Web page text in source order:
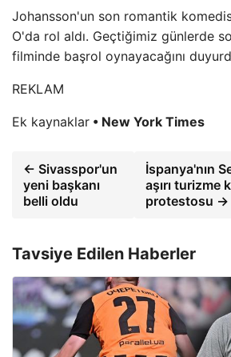
Johansson'un son romantik
O'da rol aldı. Geçtiğimiz günlerde
filminde başrol oynayacağını
REKLAM
Ek kaynaklar • New York Times
← Sivasspor'un
yeni başkanı
belli oldu
İspanya'nın
aşırı turizme
protestosu →
Tavsiye Edilen Haberler